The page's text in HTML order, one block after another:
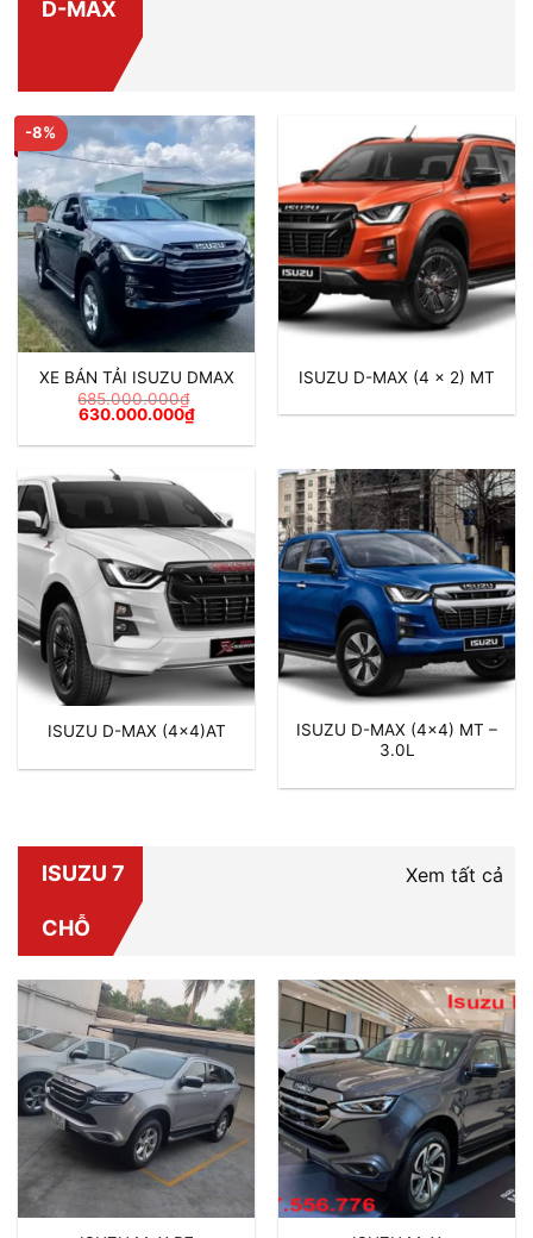
D-MAX
-8%
XE BÁN TẢI ISUZU DMAX
685.000.000₫
Giá
là:
630.000.000₫Giá
hiện
tại
630.000.000₫.
ISUZU D-MAX (4 x 2) MT
ISUZU D-MAX (4×4)AT
ISUZU D-MAX (4×4) MT –
3.0L
ISUZU 7
CHỖ
Xem tất cả